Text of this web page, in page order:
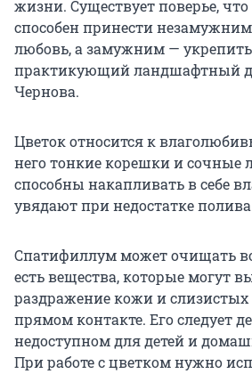
жизни. Существует поверье, что
способен принести
любовь, а замужним —
практикующий ландшафтный
Чернова.
Цветок относится к
него тонкие корешки и сочные
способны накапливать в себе
увядают при недостатке
Спатифиллум может очищать
есть вещества, которые могут
раздражение кожи и слизистых
прямом контакте. Его следует
недоступном для детей и
При работе с цветком нужно